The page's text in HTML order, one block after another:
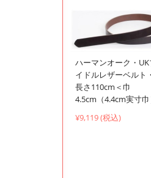
ハーマンオーク・UK
イドルレザーベルト
長さ110cm＜巾
4.5cm（4.4cm実寸巾
¥9,119 (税込)